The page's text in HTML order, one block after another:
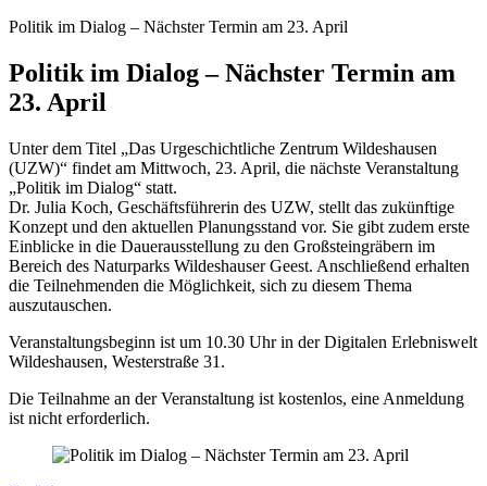
Politik im Dialog – Nächster Termin am 23. April
Politik im Dialog – Nächster Termin am
23. April
Unter dem Titel „Das Urgeschichtliche Zentrum Wildeshausen
(UZW)“ findet am Mittwoch, 23. April, die nächste Veranstaltung
„Politik im Dialog“ statt.
Dr. Julia Koch, Geschäftsführerin des UZW, stellt das zukünftige
Konzept und den aktuellen Planungsstand vor. Sie gibt zudem erste
Einblicke in die Dauerausstellung zu den Großsteingräbern im
Bereich des Naturparks Wildeshauser Geest. Anschließend erhalten
die Teilnehmenden die Möglichkeit, sich zu diesem Thema
auszutauschen.
Veranstaltungsbeginn ist um 10.30 Uhr in der Digitalen Erlebniswelt
Wildeshausen, Westerstraße 31.
Die Teilnahme an der Veranstaltung ist kostenlos, eine Anmeldung
ist nicht erforderlich.